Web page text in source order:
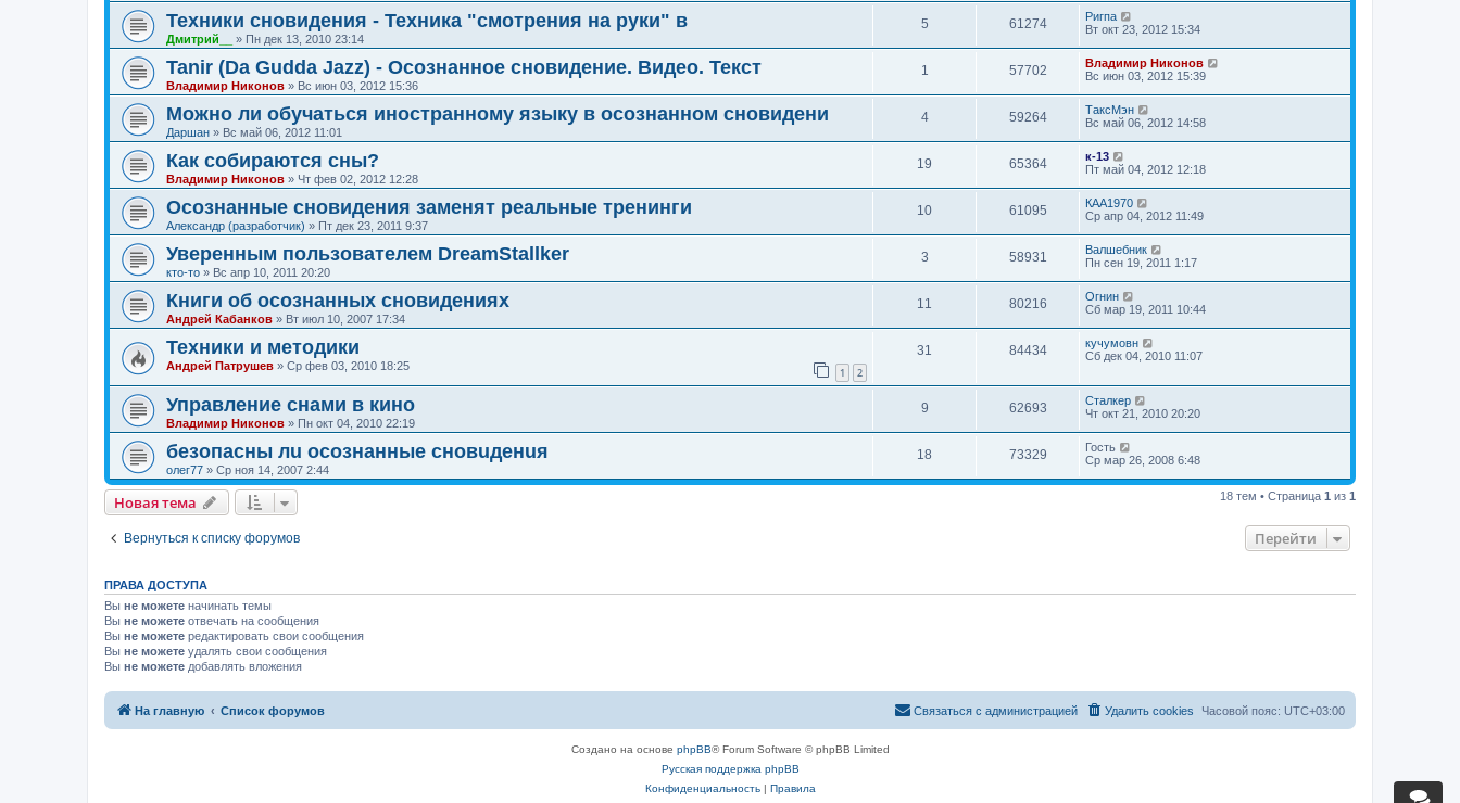
Техники сновидения - Техника "смотрения на руки" в
Дмитрий__ » Пн дек 13, 2010 23:14
5 61274
Ригпа
Вт окт 23, 2012 15:34
Tanir (Da Gudda Jazz) - Осознанное сновидение. Видео. Текст
Владимир Никонов » Вс июн 03, 2012 15:36
1 57702
Владимир Никонов
Вс июн 03, 2012 15:39
Можно ли обучаться иностранному языку в осознанном сновидени
Даршан » Вс май 06, 2012 11:01
4 59264
ТаксМэн
Вс май 06, 2012 14:58
Как собираются сны?
Владимир Никонов » Чт фев 02, 2012 12:28
19 65364
к-13
Пт май 04, 2012 12:18
Осознанные сновидения заменят реальные тренинги
Александр (разработчик) » Пт дек 23, 2011 9:37
10 61095
КАА1970
Ср апр 04, 2012 11:49
Уверенным пользователем DreamStallker
кто-то » Вс апр 10, 2011 20:20
3 58931
Валшебник
Пн сен 19, 2011 1:17
Книги об осознанных сновидениях
Андрей Кабанков » Вт июл 10, 2007 17:34
11 80216
Огнин
Сб мар 19, 2011 10:44
Техники и методики
Андрей Патрушев » Ср фев 03, 2010 18:25 1 2
31 84434
кучумовн
Сб дек 04, 2010 11:07
Управление снами в кино
Владимир Никонов » Пн окт 04, 2010 22:19
9 62693
Сталкер
Чт окт 21, 2010 20:20
безопасны лu осознанные сновuденuя
олег77 » Ср ноя 14, 2007 2:44
18 73329
Гость
Ср мар 26, 2008 6:48
Новая тема 18 тем • Страница 1 из 1
Вернуться к списку форумов Перейти
ПРАВА ДОСТУПА
Вы не можете начинать темы
Вы не можете отвечать на сообщения
Вы не можете редактировать свои сообщения
Вы не можете удалять свои сообщения
Вы не можете добавлять вложения
На главную Список форумов Часовой пояс: UTC+03:00
Удалить cookies
Связаться с администрацией
Создано на основе phpBB® Forum Software © phpBB Limited
Русская поддержка phpBB
Конфиденциальность| Правила